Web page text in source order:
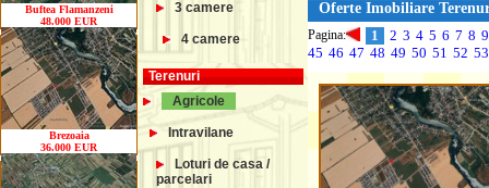
Buftea Flamanzeni
48.000 EUR
Brezoaia
36.000 EUR
3 camere
4 camere
Terenuri
Agricole
Intravilane
Loturi de casa /
parcelari
Oferte Imobiliare
Pagina: 1 2 3 4 5 6 7 8 9
45 46 47 48 49 50 51 52 53